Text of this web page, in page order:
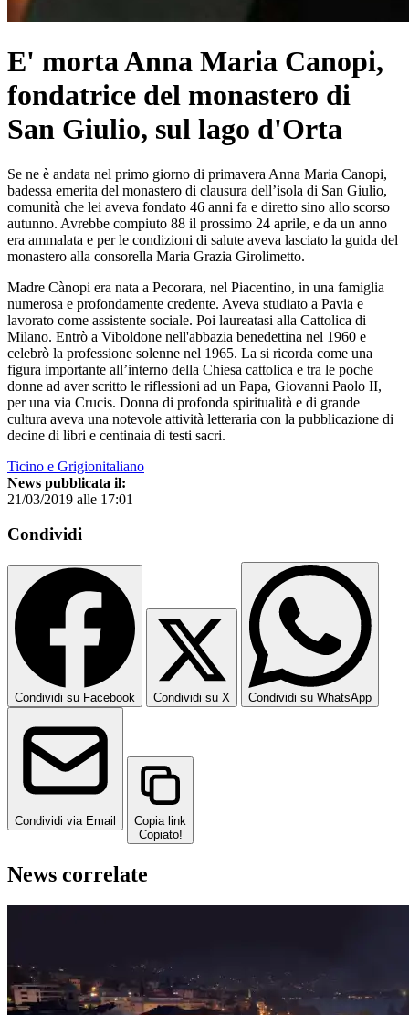
E' morta Anna Maria Canopi,
fondatrice del monastero di
San Giulio, sul lago d'Orta
Se ne è andata nel primo giorno di primavera Anna Maria Canopi,
badessa emerita del monastero di clausura dell’isola di San Giulio,
comunità che lei aveva fondato 46 anni fa e diretto sino allo scorso
autunno. Avrebbe compiuto 88 il prossimo 24 aprile, e da un anno
era ammalata e per le condizioni di salute aveva lasciato la guida del
monastero alla consorella Maria Grazia Girolimetto.
Madre Cànopi era nata a Pecorara, nel Piacentino, in una famiglia
numerosa e profondamente credente. Aveva studiato a Pavia e
lavorato come assistente sociale. Poi laureatasi alla Cattolica di
Milano. Entrò a Viboldone nell'abbazia benedettina nel 1960 e
celebrò la professione solenne nel 1965. La si ricorda come una
figura importante all’interno della Chiesa cattolica e tra le poche
donne ad aver scritto le riflessioni ad un Papa, Giovanni Paolo II,
per una via Crucis. Donna di profonda spiritualità e di grande
cultura aveva una notevole attività letteraria con la pubblicazione di
decine di libri e centinaia di testi sacri.
Ticino e Grigionitaliano
News pubblicata il:
21/03/2019 alle 17:01
Condividi
Condividi su Facebook Condividi su X Condividi su WhatsApp
Condividi via Email
Copia link
Copiato!
News correlate